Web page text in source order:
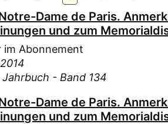
Dame de Paris.
und zum
im Abonnement
- Band 134
Dame de Paris.
und zum